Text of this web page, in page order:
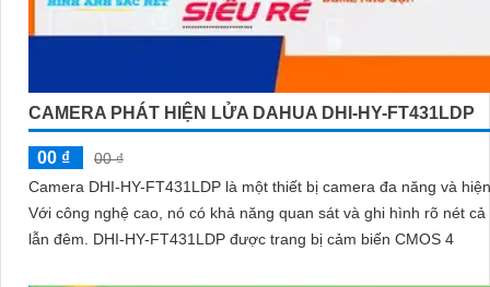
CAMERA PHÁT HIỆN LỬA DAHUA DHI-HY-FT431LDP
00 ₫
00 ₫
Camera DHI-HY-FT431LDP là một thiết bị camera đa năng và
Với công nghệ cao, nó có khả năng quan sát và ghi hình rõ nét cả
lẫn đêm. DHI-HY-FT431LDP được trang bị cảm biến CMOS 4